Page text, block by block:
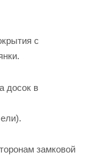
с
досок в
замковой